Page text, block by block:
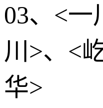
03、<一
川>、<
华>